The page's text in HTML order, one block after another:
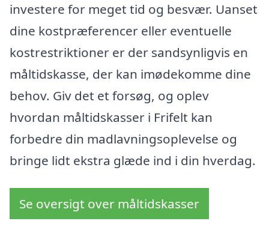
investere for meget tid og besvær. Uanset
dine kostpræferencer eller eventuelle
kostrestriktioner er der sandsynligvis en
måltidskasse, der kan imødekomme dine
behov. Giv det et forsøg, og oplev
hvordan måltidskasser i Frifelt kan
forbedre din madlavningsoplevelse og
bringe lidt ekstra glæde ind i din hverdag.
Se oversigt over måltidskasser